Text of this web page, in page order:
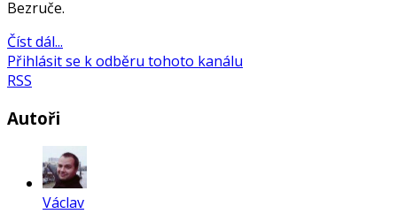
Bezruče.
Číst dál...
Přihlásit se k odběru tohoto kanálu
RSS
Autoři
Václav